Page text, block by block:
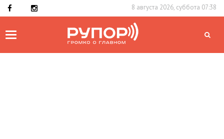
8 августа 2026, суббота 07:38
Toggle